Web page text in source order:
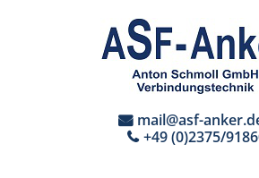
mail@asf-
+49 (0)2375/